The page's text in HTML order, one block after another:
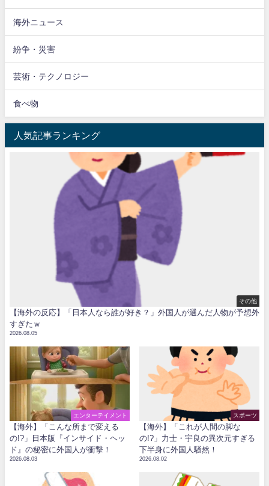
海外ニュース
紛争・災害
芸術・テクノロジー
食べ物
人気記事ランキング
その他
【海外の反応】「日本人なら誰が好き？」外国人が選んだ人物が予想外
すぎたｗ
2026.08.05
エンターテイメント
【海外】「こんな所まで変える
の!?」日本版『インサイド・ヘッ
ド』の秘密に外国人が衝撃！
2026.08.03
スポーツ
【海外】「これが人間の脚な
の!?」力士・宇良の異次元すぎる
下半身に外国人騒然！
2026.08.02